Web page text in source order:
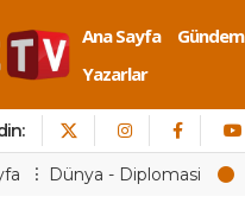
Ana Sayfa Gündem
Yazarlar
Dünya - Diplomasi